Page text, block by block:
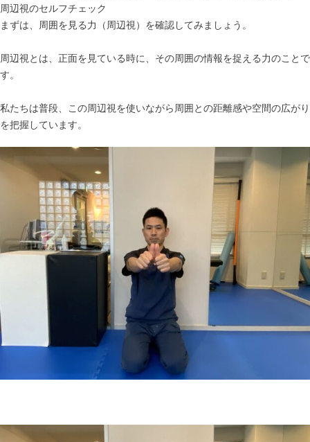
周辺視のセルフチェック
まずは、周囲を見る力（周辺視）を確認してみましょう。
周辺視とは、正面を見ている時に、その周囲の情報を捉える力のことで
す。
私たちは普段、この周辺視を使いながら周囲との距離感や空間の広がり
を把握しています。